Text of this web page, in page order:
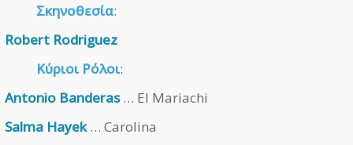
Σκηνοθεσία:
Robert Rodriguez
Κύριοι Ρόλοι:
Antonio Banderas… El Mariachi
Salma Hayek… Carolina